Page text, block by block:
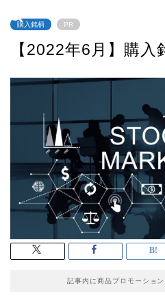
購入銘柄 PR
【2022年6月】購入
記事内に商品プロモーショ